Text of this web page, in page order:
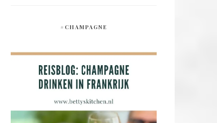
#CHAMPAGNE